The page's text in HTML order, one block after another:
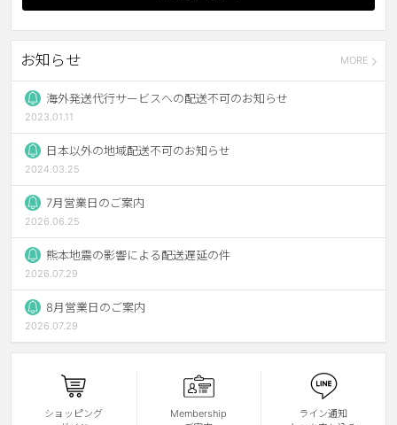
カラー
ブラウン
グレー
ブラック
ヘーゼル
グリーン
ブルー
ピンク
透明
ハロウィンカラコン
ケア用品
レビュー
EYEしてる
総合掲示板
お知らせ
海外発送代行サービスへの配送不可のお知らせ
2023.01.11
日本以外の地域配送不可のお知らせ
2024.03.25
7月営業日のご案内
2026.06.25
熊本地震の影響による配送遅延の件
2026.07.29
8月営業日のご案内
2026.07.29
MORE
ショッピング
Membership
ライン通知